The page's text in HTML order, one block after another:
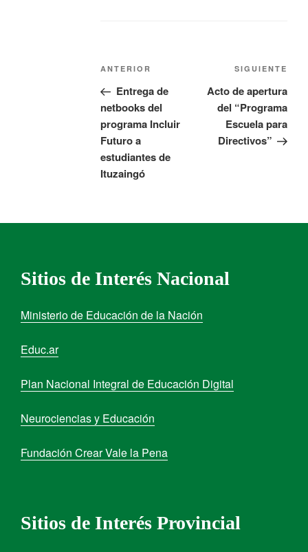
ANTERIOR
Entrega de
netbooks del
programa Incluir
Futuro a
estudiantes de
Ituzaingó
SIGUIENTE
Acto de apertura
del “Programa
Escuela para
Directivos”
Sitios de Interés Nacional
Ministerio de Educación de la Nación
Educ.ar
Plan Nacional Integral de Educación Digital
Neurociencias y Educación
Fundación Crear Vale la Pena
Sitios de Interés Provincial